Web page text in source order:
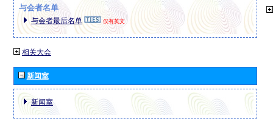
与会者名单
与会者最后名单 仅有英文
相关大会
新闻室
新闻室